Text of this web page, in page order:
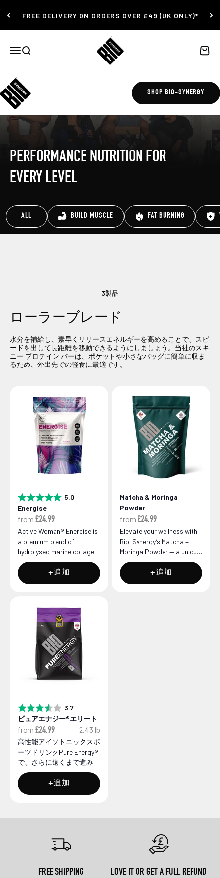
FREE DELIVERY ON ORDERS OVER £49 (UK ONLY)*
ナビゲーションメニューを開く
検索を開く
Bio-Synergy
カー
SHOP BIO-SYNERGY
PERFORMANCE NUTRITION FOR
EVERY LEVEL
ALL BUILD MUSCLE FAT BURNING
3製品
ローラーブレード
水分を補給し、素早くリリースエネルギーを高めることで、スピ
ードを出して長距離を移動できるようにしましょう。当社のスキ
ニー プロテイン バーは、ポケットや小さなバッグに簡単に収ま
るため、外出先での軽食に最適です。
評価:
5.0星5つ
Energise
from £24.99
Active Woman® Energise is
a premium blend of
hydrolysed marine collagen
peptides and pure creatine
monohydrate, desig...
+追加
Matcha & Moringa
Powder
from £24.99
Elevate your wellness with
Bio-Synergy’s Matcha +
Moringa Powder — a unique
blend that works
synergistically to fuel ...
+追加
評価:
3.7星5つ
ピュアエナジー®エリート
from £24.99 2.43 lb
高性能アイソトニックスポ
ーツドリンクPure Energy®
で、さらに遠くまで進み、
より速く進み、疲れにくく
なります。 - - スプリット
- - 科学的に配合された当
+追加
FREE SHIPPING
LOVE IT OR GET A FULL REFUND